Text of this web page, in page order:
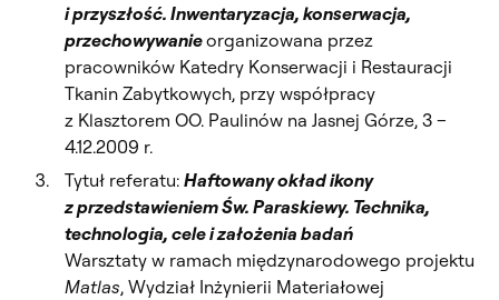
i przyszłość. Inwentaryzacja, konserwacja,
przechowywanieorganizowana przez
pracowników Katedry Konserwacji i Restauracji
Tkanin Zabytkowych, przy współpracy
z Klasztorem OO. Paulinów na Jasnej Górze, 3 –
4.12.2009 r.
Tytuł referatu: Haftowany okład ikony
z przedstawieniem Św. Paraskiewy. Technika,
technologia, cele i założenia badań
Warsztaty w ramach międzynarodowego projektu
Matlas, Wydział Inżynierii Materiałowej